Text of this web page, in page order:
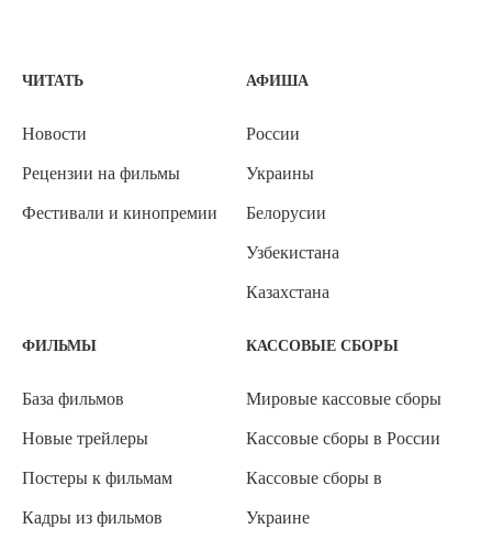
ЧИТАТЬ
Новости
Рецензии на фильмы
Фестивали и кинопремии
АФИША
России
Украины
Белорусии
Узбекистана
Казахстана
ФИЛЬМЫ
База фильмов
Новые трейлеры
Постеры к фильмам
Кадры из фильмов
КАССОВЫЕ СБОРЫ
Мировые кассовые сборы
Кассовые сборы в России
Кассовые сборы в
Украине